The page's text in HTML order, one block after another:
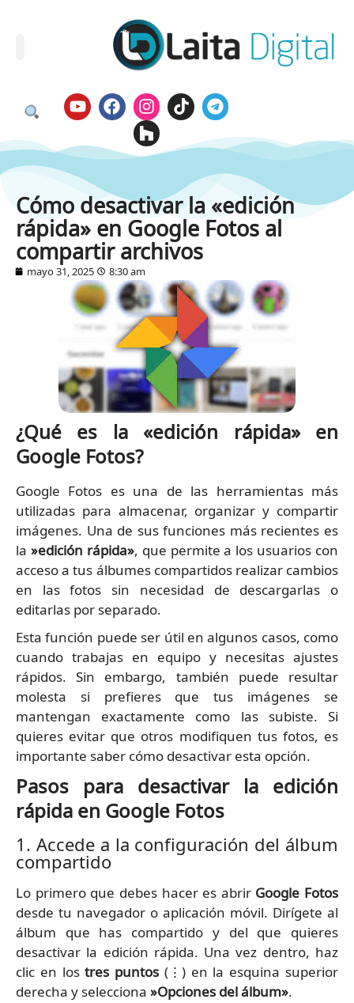
Cómo desactivar la «edición
rápida» en Google Fotos al
compartir archivos
mayo 31, 2025 8:30 am
¿Qué es la «edición rápida» en
Google Fotos?
Google Fotos es una de las herramientas más
utilizadas para almacenar, organizar y compartir
imágenes. Una de sus funciones más recientes es
la »edición rápida», que permite a los usuarios con
acceso a tus álbumes compartidos realizar cambios
en las fotos sin necesidad de descargarlas o
editarlas por separado.
Esta función puede ser útil en algunos casos, como
cuando trabajas en equipo y necesitas ajustes
rápidos. Sin embargo, también puede resultar
molesta si prefieres que tus imágenes se
mantengan exactamente como las subiste. Si
quieres evitar que otros modifiquen tus fotos, es
importante saber cómo desactivar esta opción.
Pasos para desactivar la edición
rápida en Google Fotos
1. Accede a la configuración del álbum
compartido
Lo primero que debes hacer es abrir Google Fotos
desde tu navegador o aplicación móvil. Dirígete al
álbum que has compartido y del que quieres
desactivar la edición rápida. Una vez dentro, haz
clic en lostres puntos (⋮) en la esquina superior
derecha y selecciona »Opciones del álbum».